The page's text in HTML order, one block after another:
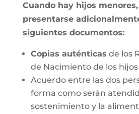
Cuando hay hijos
presentarse
siguientes documentos:
Copias auténticas de los
de Nacimiento de los
Acuerdo entre las dos
forma como serán
sostenimiento y la